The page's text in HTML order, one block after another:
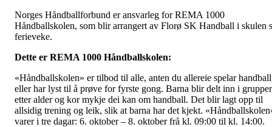
Norges Håndballforbund er ansvarleg for REMA 1000
Håndballskolen, som blir arrangert av Florø SK Handball i skulen
ferieveke.
Dette er REMA 1000 Håndballskolen:
«Håndballskolen» er tilbod til alle, anten du allereie spelar
eller har lyst til å prøve for fyrste gong. Barna blir delt inn i grupper
etter alder og kor mykje dei kan om handball. Det blir lagt opp til
allsidig trening og leik, slik at barna har det kjekt.
varer i tre dagar: 6. oktober – 8. oktober frå kl. 09:00 til kl. 14:00.